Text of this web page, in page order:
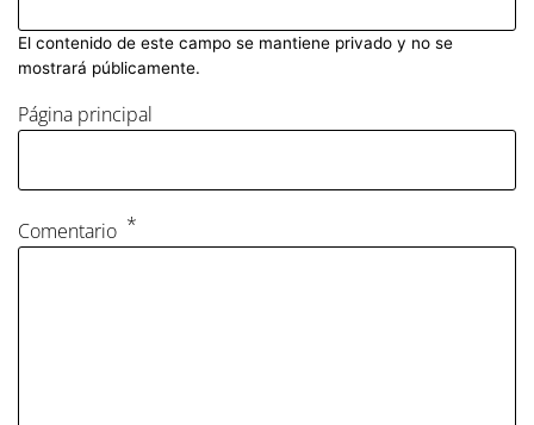
El contenido de este campo se mantiene privado y no se
mostrará públicamente.
Página principal
Comentario